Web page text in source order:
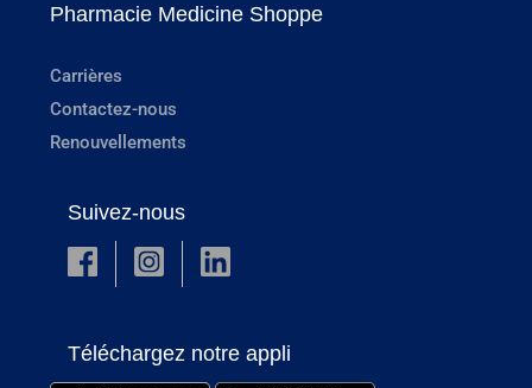
Pharmacie Medicine Shoppe
Carrières
Contactez-nous
Renouvellements
Suivez-nous
Téléchargez notre appli